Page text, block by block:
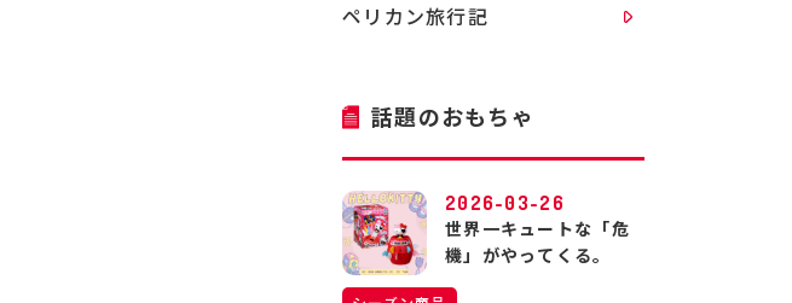
ペリカン旅行記
話題のおもちゃ
2026-03-26
世界一キュートな「危
機」がやってくる。